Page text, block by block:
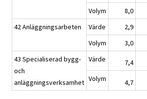
Volym
8,0
42 Anläggningsarbeten
Värde 2,9
Volym
3,0
43 Specialiserad bygg-
och
anläggningsverksamhet
Värde 7,4
Volym
4,7